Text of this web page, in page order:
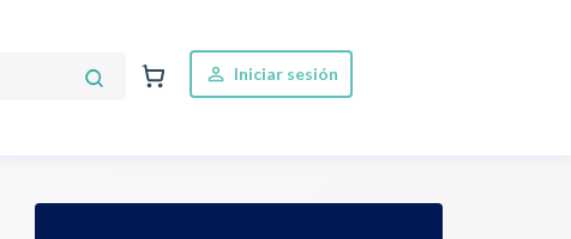
Iniciar sesión